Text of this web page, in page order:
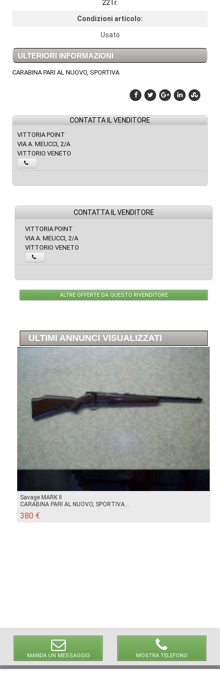
22 l.r.
Condizioni articolo:
Usato
ULTERIORI INFORMAZIONI
CARABINA PARI AL NUOVO, SPORTIVA
CONTATTA IL VENDITORE
VITTORIA POINT
VIA A. MEUCCI, 2/A
VITTORIO VENETO
MANDA UN MESSAGGIO MOSTRA TELEFONO
CONTATTA IL VENDITORE
VITTORIA POINT
VIA A. MEUCCI, 2/A
VITTORIO VENETO
ALTRE OFFERTE DA QUESTO RIVENDITORE
ULTIMI ANNUNCI VISUALIZZATI
Savage MARK II
CARABINA PARI AL NUOVO, SPORTIVA...
380 €